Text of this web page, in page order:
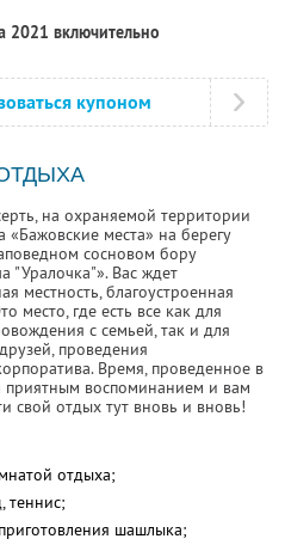
2021 включительно
купоном
на охраняемой территории
места» на берегу
сосновом бору
"Уралочка"». Вас ждет
местность, благоустроенная
место, где есть все как для
с семьей, так и для
проведения
Время, проведенное в
приятным воспоминанием и вам
свой отдых тут вновь и вновь!
отдыха;
теннис;
шашлыка;